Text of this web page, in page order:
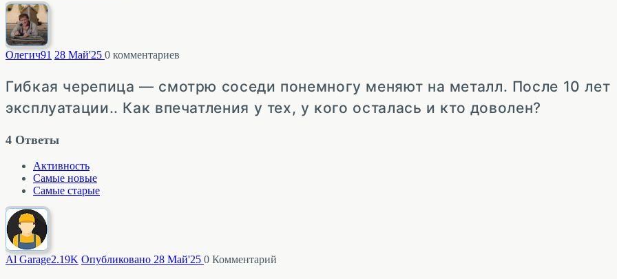
Олегич91 28 Май'25 0 комментариев
Гибкая черепица — смотрю соседи понемногу меняют на металл. После 10 лет
эксплуатации.. Как впечатления у тех, у кого осталась и кто доволен?
4 Ответы
Активность
Самые новые
Самые старые
Al Garage2.19K Опубликовано 28 Май'25 0 Комментарий